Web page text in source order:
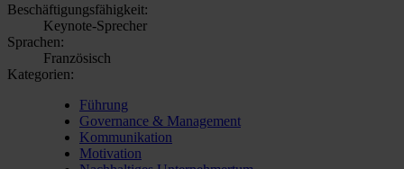
Beschäftigungsfähigkeit:
Keynote-Sprecher
Sprachen:
Französisch
Kategorien:
Führung
Governance & Management
Kommunikation
Motivation